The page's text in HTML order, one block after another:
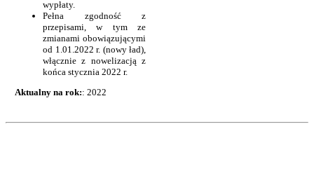
wypłaty.
Pełna zgodność z
przepisami, w tym ze
zmianami obowiązującymi
od 1.01.2022 r. (nowy ład),
włącznie z nowelizacją z
końca stycznia 2022 r.
Aktualny na rok:: 2022